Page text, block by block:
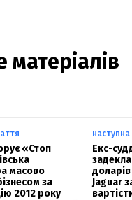
матеріалів
«Стоп
масово
за
2012 року
наступна
Екс-
Jaguar